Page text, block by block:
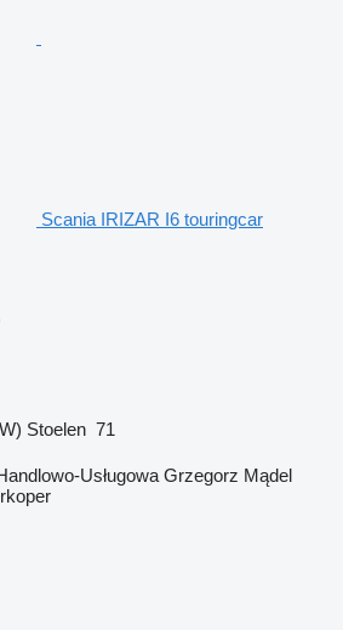
Scania IRIZAR I6 touringcar
Stoelen 71
Usługowa Grzegorz Mądel